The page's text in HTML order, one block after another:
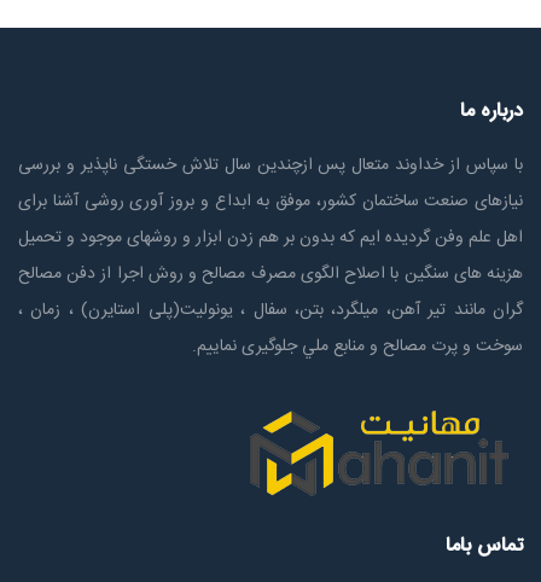
درباره ما
با سپاس از خداوند متعال پس ازچندين سال تلاش خستگی ناپذير و بررسی
نیازهای صنعت ساختمان كشور، موفق به ابداع و بروز آوری روشی آشنا برای
اهل علم وفن گردیده ایم که بدون بر هم زدن ابزار و روشهای موجود و تحمیل
هزینه های سنگین با اصلاح الگوی مصرف مصالح و روش اجرا از دفن مصالح
گران مانند تیر آهن، میلگرد، بتن، سفال ، یونولیت(پلی استايرن) ، زمان ،
سوخت و پرت مصالح و منابع ملي جلوگیری نماییم.
تماس باما